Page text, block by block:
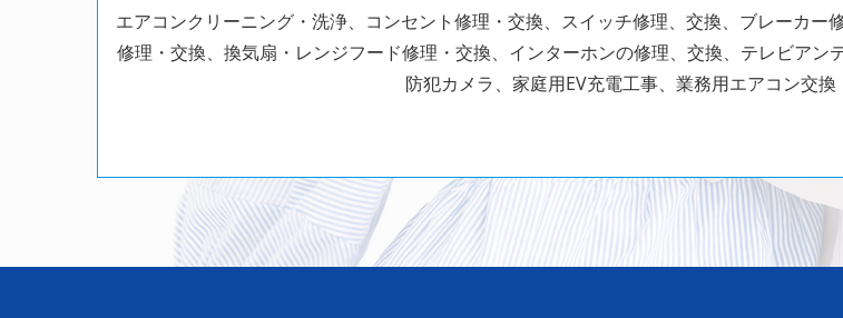
エアコンクリーニング・洗浄、コンセント修理・交換、スイッチ修理、交換、ブレーカ
修理・交換、換気扇・レンジフード修理・交換、インターホンの修理、交換、テレビアン
防犯カメラ、家庭用EV充電工事、業務用エアコン交